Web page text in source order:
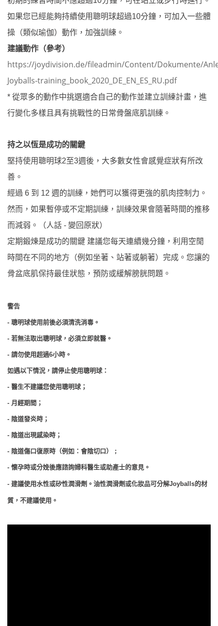
如果您已經能夠持續使用聰明球超過10分鐘，可加入一些體
操（類似瑜伽）動作，加強訓練。
建議動作（參考）
https://joydivision.de/fileadmin/Content/Dokumente/
Joyballs-training_book_2020_DE_EN_ES_RU.pdf
* 從眾多的動作中挑選適合自己的動作並建立訓練計畫，進
行變化多樣且具有挑戰性的日常骨盤底肌訓練。
持之以恆是成功的關鍵
堅持使用聰明球2至3週後，大多數女性會感覺症狀有所改
善。
經過 6 到 12 週的訓練，她們可以獲得更強的肌肉控制力。
然而，如果暫停或不定期訓練，訓練效果會隨著時間的推移
而減弱 。 （人話 - 變回原狀）
定期鍛煉是成功的關鍵 建議您每天連續幾分鐘，利用空閒
時間在不同的地方（例如坐著、站著或躺著）完成。您讓的
骨盆底肌保持最佳狀態，預防或緩解膀胱問題。
警告
- 聰明球使用前後必須清洗消毒。
- 若無法取出聰明球，必須立即就醫。
- 請勿使用超過6小時。
如遇以下情況，請停止使用聰明球：
- 醫生不建議您使用聰明球；
- 月經期間；
- 陰道發炎時；
- 陰道出現感染時；
- 陰道傷口復原時（例如：會陰切口） ；
- 懷孕時或分娩後應諮詢婦科醫生或助產士的意見。
- 建議使用水性或矽性潤滑劑。油性潤滑劑或化妝品可分解Joyballs的材
質，不建議使用。